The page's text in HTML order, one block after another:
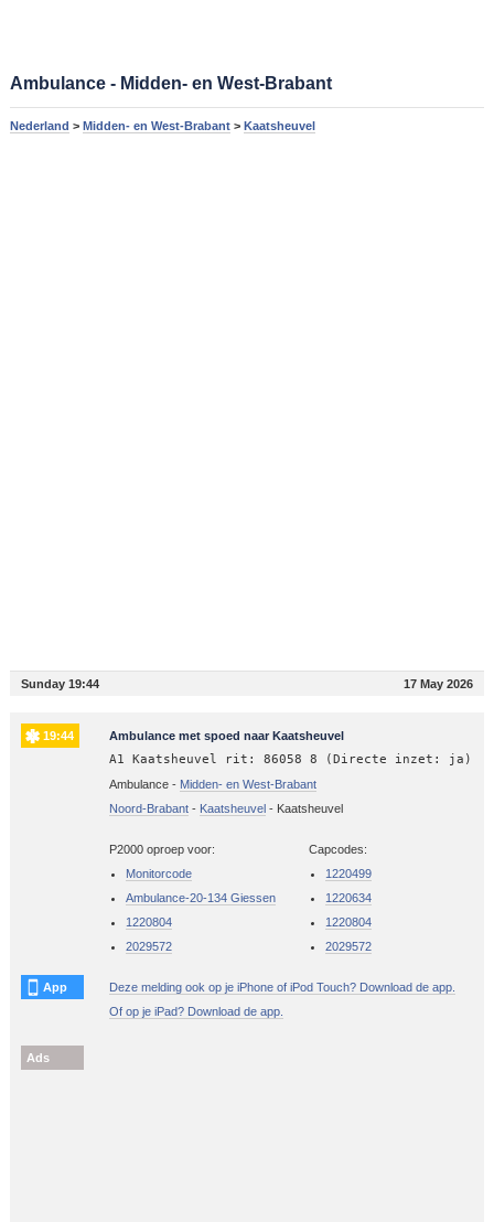
Ambulance - Midden- en West-Brabant
Nederland > Midden- en West-Brabant> Kaatsheuvel
Sunday 19:44 17 May 2026
19:44 Ambulance met spoed naar Kaatsheuvel
A1 Kaatsheuvel rit: 86058 8 (Directe inzet: ja)
Ambulance - Midden- en West-Brabant
Noord-Brabant- Kaatsheuvel - Kaatsheuvel
P2000 oproep voor:
Monitorcode
Ambulance-20-134 Giessen
1220804
2029572
Capcodes:
1220499
1220634
1220804
2029572
App
Deze melding ook op je iPhone of iPod Touch? Download de app.
Of op je iPad? Download de app.
Ads